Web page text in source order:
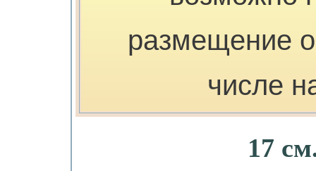
размещение
числе
17